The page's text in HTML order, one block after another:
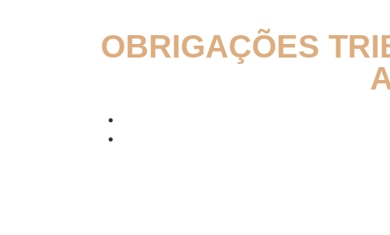
OBRIGAÇÕES